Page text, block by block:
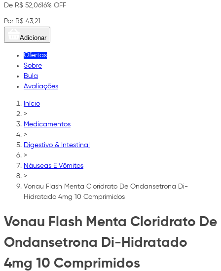
De R$ 52,0616% OFF
Por R$ 43,21
Adicionar
Ofertas
Sobre
Bula
Avaliações
Início
>
Medicamentos
>
Digestivo & Intestinal
>
Náuseas E Vômitos
>
Vonau Flash Menta Cloridrato De Ondansetrona Di-
Hidratado 4mg 10 Comprimidos
Vonau Flash Menta Cloridrato De
Ondansetrona Di-Hidratado
4mg 10 Comprimidos